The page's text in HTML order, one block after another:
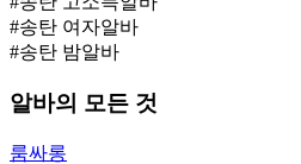
#송탄 여자알바
#송탄 밤알바
알바의 모든 것
룸싸롱